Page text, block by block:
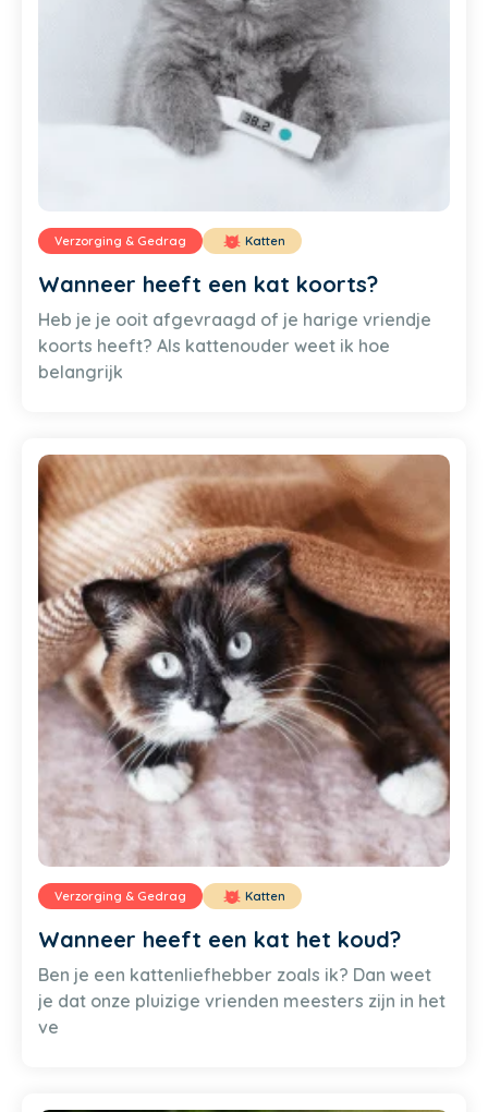
Verzorging & Gedrag Katten
Wanneer heeft een kat koorts?
Heb je je ooit afgevraagd of je harige vriendje
koorts heeft? Als kattenouder weet ik hoe
belangrijk
Verzorging & Gedrag Katten
Wanneer heeft een kat het koud?
Ben je een kattenliefhebber zoals ik? Dan weet
je dat onze pluizige vrienden meesters zijn in het
ve